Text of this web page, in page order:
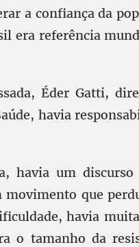
a confiança da
era referência
Éder Gatti,
havia
havia um
que
havia
o tamanho da